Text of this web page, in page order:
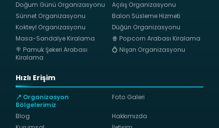
Doğum Günü Organizasyonu
Açılış Organizasyonu
Sünnet Organizasyonu
Balon Süsleme Hizmeti
Kokteyl Organizasyonu
Düğün Organizasyonu
Masa-Sandalye Kiralama
🍿 Popcorn Arabası Kiralama
🍭 Pamuk Şekeri Arabası
Kiralama
💍 Nişan Organizasyonu
Hızlı Erişim
📍 Organizasyon
Bölgelerimiz
Foto Galeri
Blog
Hakkımızda